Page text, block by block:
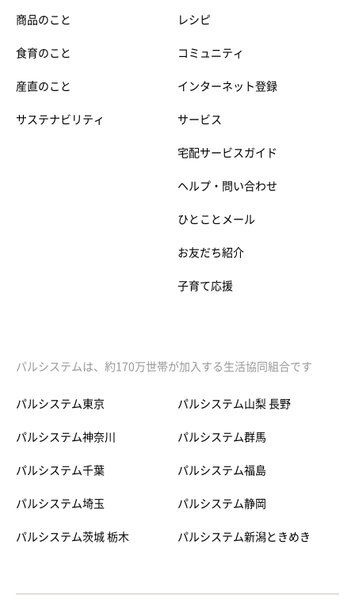
商品のこと
食育のこと
産直のこと
サステナビリティ
レシピ
コミュニティ
インターネット登録
サービス
宅配サービスガイド
ヘルプ・問い合わせ
ひとことメール
お友だち紹介
子育て応援
パルシステムは、約170万世帯が加入する生活協同組合です
パルシステム東京
パルシステム神奈川
パルシステム千葉
パルシステム埼玉
パルシステム茨城 栃木
パルシステム山梨 長野
パルシステム群馬
パルシステム福島
パルシステム静岡
パルシステム新潟ときめき